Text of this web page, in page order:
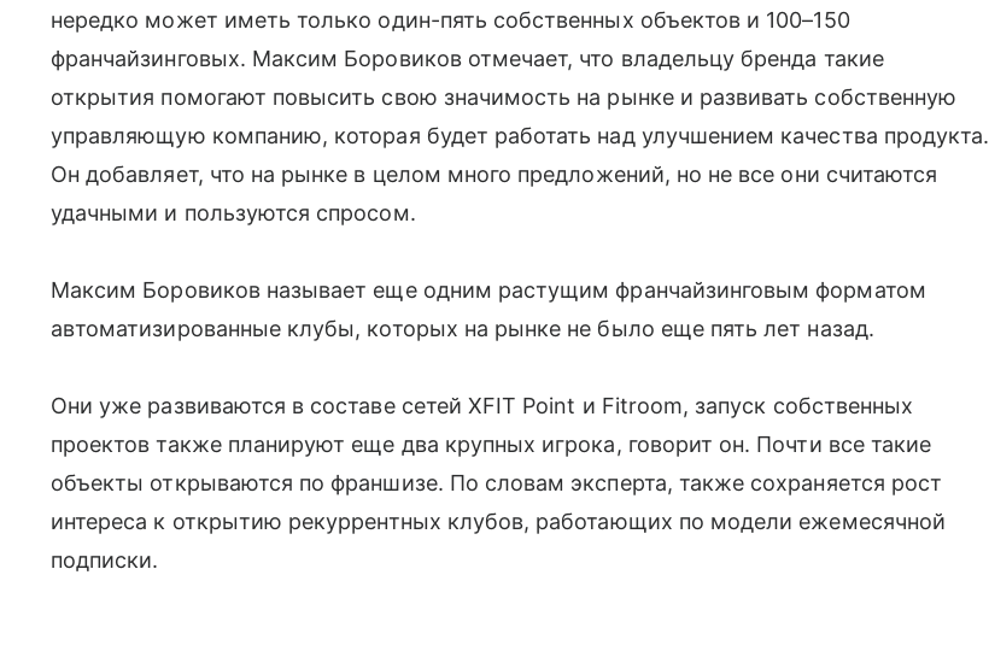
нередко может иметь только один-пять собственных объектов и 100–150
франчайзинговых. Максим Боровиков отмечает, что владельцу бренда такие
открытия помогают повысить свою значимость на рынке и развивать собственную
управляющую компанию, которая будет работать над улучшением качества продукта.
Он добавляет, что на рынке в целом много предложений, но не все они считаются
удачными и пользуются спросом.
Максим Боровиков называет еще одним растущим франчайзинговым форматом
автоматизированные клубы, которых на рынке не было еще пять лет назад.
Они уже развиваются в составе сетей XFIT Point и Fitroom, запуск собственных
проектов также планируют еще два крупных игрока, говорит он. Почти все такие
объекты открываются по франшизе. По словам эксперта, также сохраняется рост
интереса к открытию рекуррентных клубов, работающих по модели ежемесячной
подписки.